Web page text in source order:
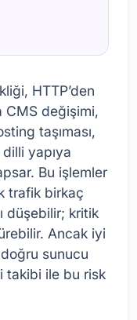
HTTP’den
CMS değişimi,
taşıması,
yapıya
Bu işlemler
trafik birkaç
düşebilir; kritik
Ancak iyi
sunucu
takibi ile bu risk